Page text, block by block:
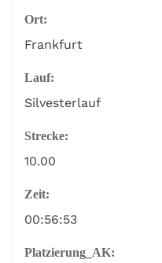
Ort:
Frankfurt
Lauf:
Silvesterlauf
Strecke:
10.00
Zeit:
00:56:53
Platzierung_AK: